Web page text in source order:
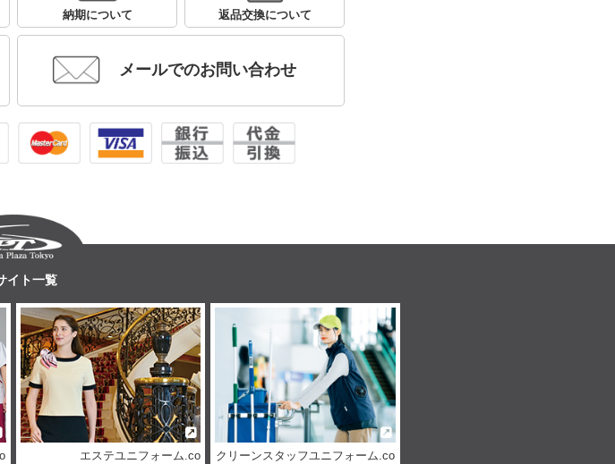
納期について 返品交換について
メールでのお問い合わせ
イト一覧
エステユニフォーム.co
クリーンスタッフユニフォーム.co